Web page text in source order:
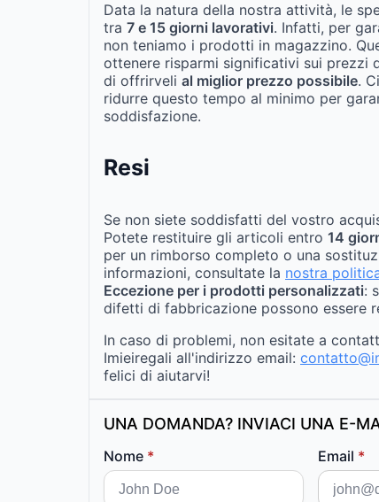
Data la natura della nostra attività, le
tra 7 e 15 giorni lavorativi. Infatti, per
non teniamo i prodotti in magazzino.
ottenere risparmi significativi sui prezzi
di offrirveli al miglior prezzo possibile.
ridurre questo tempo al minimo per
soddisfazione.
Resi
Se non siete soddisfatti del vostro
Potete restituire gli articoli entro 14
per un rimborso completo o una
informazioni, consultate la nostra
Eccezione per i prodotti personalizzati:
difetti di fabbricazione possono essere
In caso di problemi, non esitate a
Imieiregali all'indirizzo email:
felici di aiutarvi!
UNA DOMANDA? INVIACI UNA E-
Nome * Email *